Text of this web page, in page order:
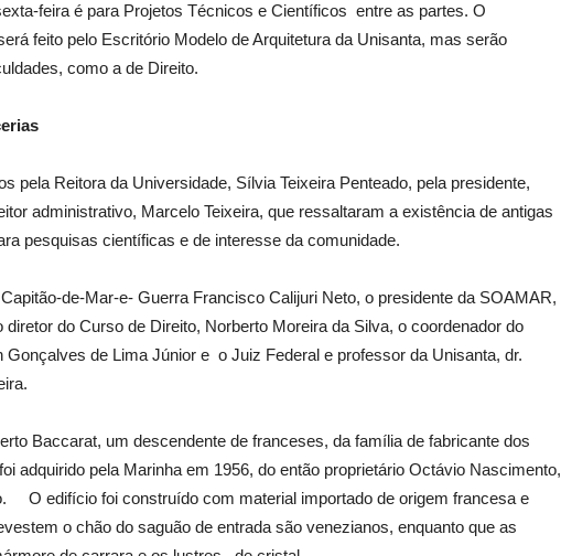
feira é para Projetos Técnicos e Científicos entre as partes. O
feito pelo Escritório Modelo de Arquitetura da Unisanta, mas serão
como a de Direito.
pela Reitora da Universidade, Sílvia Teixeira Penteado, pela presidente,
administrativo, Marcelo Teixeira, que ressaltaram a existência de antigas
pesquisas científicas e de interesse da comunidade.
de-Mar-e- Guerra Francisco Calijuri Neto, o presidente da SOAMAR,
diretor do Curso de Direito, Norberto Moreira da Silva, o coordenador do
Gonçalves de Lima Júnior e o Juiz Federal e professor da Unisanta, dr.
Baccarat, um descendente de franceses, da família de fabricante dos
adquirido pela Marinha em 1956, do então proprietário Octávio Nascimento,
O edifício foi construído com material importado de origem francesa e
o chão do saguão de entrada são venezianos, enquanto que as